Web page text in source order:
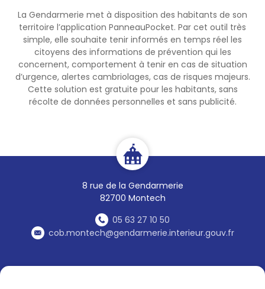
La Gendarmerie met à disposition des habitants de son
territoire l’application PanneauPocket. Par cet outil très
simple, elle souhaite tenir informés en temps réel les
citoyens des informations de prévention qui les
concernent, comportement à tenir en cas de situation
d’urgence, alertes cambriolages, cas de risques majeurs.
Cette solution est gratuite pour les habitants, sans
récolte de données personnelles et sans publicité.
8 rue de la Gendarmerie
82700 Montech
05 63 27 10 50
cob.montech@gendarmerie.interieur.gouv.fr